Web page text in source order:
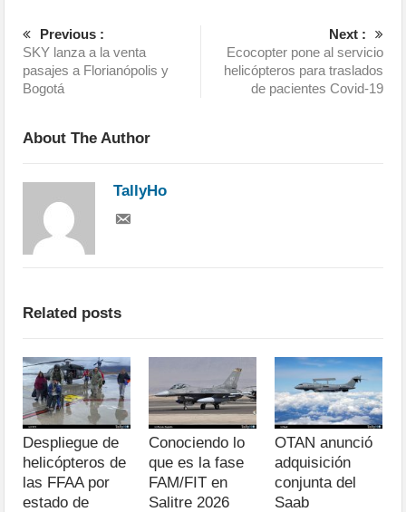
Previous :
SKY lanza a la venta
pasajes a Florianópolis y
Bogotá
Next :
Ecocopter pone al servicio
helicópteros para traslados
de pacientes Covid-19
About The Author
TallyHo
Related posts
Despliegue de
helicópteros de
las FFAA por
estado de
Conociendo lo
que es la fase
FAM/FIT en
Salitre 2026
OTAN anunció
adquisición
conjunta del
Saab